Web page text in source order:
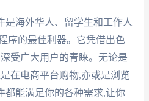
是海外华人、留学生和工作人
序的最佳利器。它凭借出色
受广大用户的青睐。无论是
在电商平台购物,亦或是浏览
都能满足你的各种需求,让你